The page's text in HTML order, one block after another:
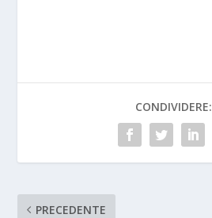
CONDIVIDERE:
PRECEDENTE